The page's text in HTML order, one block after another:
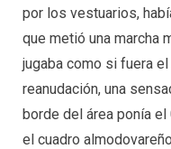
por los vestuarios,
que metió una marcha
jugaba como si fuera
reanudación, una
borde del área ponía
el cuadro